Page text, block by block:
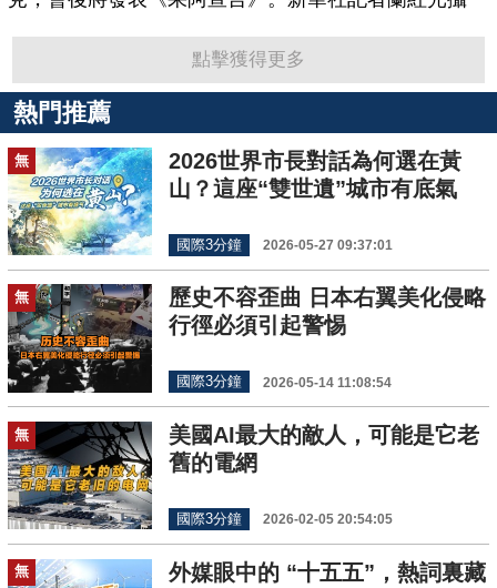
點擊獲得更多
熱門推薦
無
2026世界市長對話為何選在黃
山？這座“雙世遺”城市有底氣
國際3分鐘 2026-05-27 09:37:01
無
歷史不容歪曲 日本右翼美化侵略
行徑必須引起警惕
國際3分鐘 2026-05-14 11:08:54
無
美國AI最大的敵人，可能是它老
舊的電網
國際3分鐘 2026-02-05 20:54:05
無
外媒眼中的 “十五五”，熱詞裏藏